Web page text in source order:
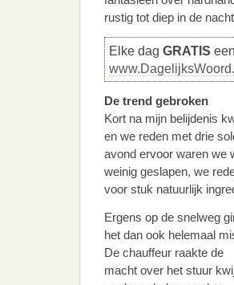
rustig tot diep in de
Elke dag GRATIS
De trend gebroken
Kort na mijn belijdenis
en we reden met drie
avond ervoor waren we
weinig geslapen, we
voor stuk natuurlijk
Ergens op de snelweg
het dan ook helemaal
De chauffeur raakte de
macht over het stuur